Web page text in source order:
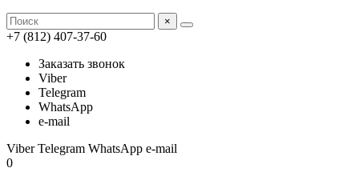
×
+7 (812) 407-37-60
Заказать звонок
Viber
Telegram
WhatsApp
e-mail
ViberTelegram WhatsApp e-mail
0